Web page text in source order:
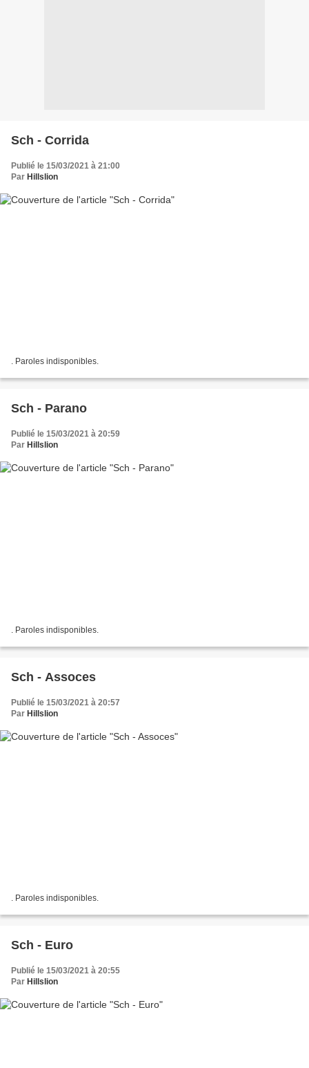
Sch - Corrida
Publié le 15/03/2021 à 21:00
Par Hillslion
. Paroles indisponibles.
Sch - Parano
Publié le 15/03/2021 à 20:59
Par Hillslion
. Paroles indisponibles.
Sch - Assoces
Publié le 15/03/2021 à 20:57
Par Hillslion
. Paroles indisponibles.
Sch - Euro
Publié le 15/03/2021 à 20:55
Par Hillslion